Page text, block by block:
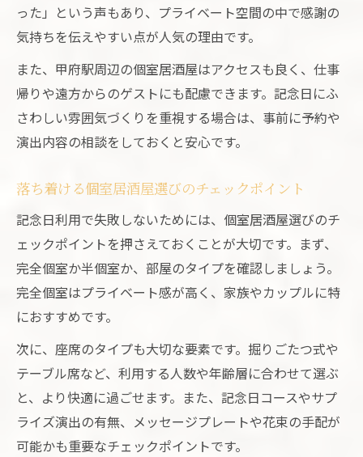
った」という声もあり、プライベート空間の中で感謝の
気持ちを伝えやすい点が人気の理由です。
また、甲府駅周辺の個室居酒屋はアクセスも良く、仕事
帰りや遠方からのゲストにも配慮できます。記念日にふ
さわしい雰囲気づくりを重視する場合は、事前に予約や
演出内容の相談をしておくと安心です。
落ち着ける個室居酒屋選びのチェックポイント
記念日利用で失敗しないためには、個室居酒屋選びのチ
ェックポイントを押さえておくことが大切です。まず、
完全個室か半個室か、部屋のタイプを確認しましょう。
完全個室はプライベート感が高く、家族やカップルに特
におすすめです。
次に、座席のタイプも大切な要素です。掘りごたつ式や
テーブル席など、利用する人数や年齢層に合わせて選ぶ
と、より快適に過ごせます。また、記念日コースやサプ
ライズ演出の有無、メッセージプレートや花束の手配が
可能かも重要なチェックポイントです。